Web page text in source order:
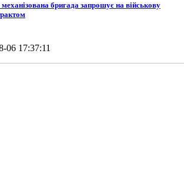
бригада запрошує на військову
06 17:37:11